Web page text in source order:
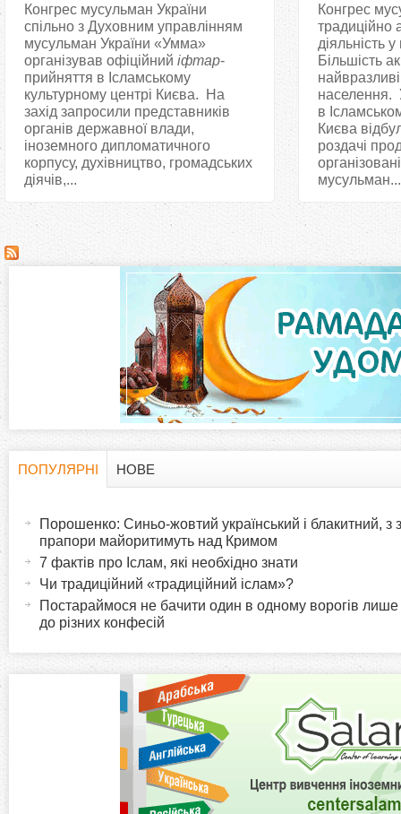
Конгрес мусульман України
спільно з Духовним управлінням
мусульман України «Умма»
організував офіційний іфтар-
прийняття в Ісламському
культурному центрі Києва. На
захід запросили представників
органів державної влади,
іноземного дипломатичного
корпусу, духівництво, громадських
діячів,...
Конгрес
традиційно
діяльність
Більшість
населення.
в
Києва
роздачі
мусульман...
ПОПУЛЯРНІ
в
НОВЕ
Порошенко: Синьо-жовтий український і блакитний, з
прапори майоритимуть над Кримом
7 фактів про Іслам, які необхідно знати
Чи традиційний «традиційний іслам»?
Постараймося не бачити один в одному ворогів лише
до різних конфесій